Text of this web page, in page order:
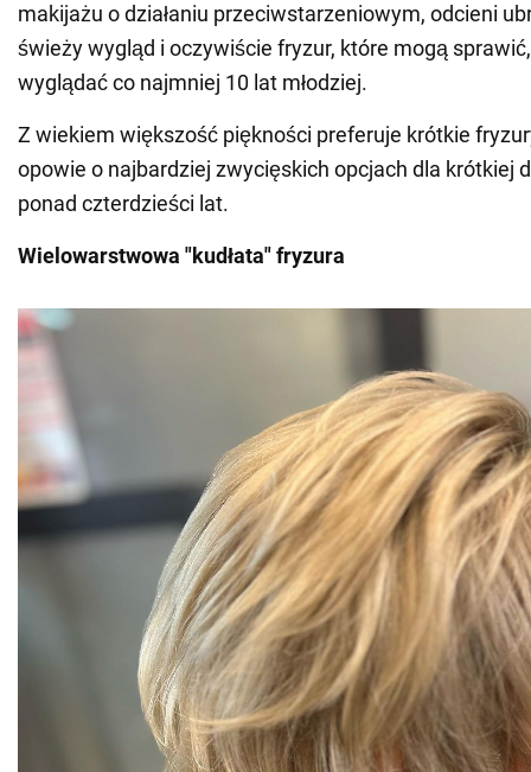
makijażu o działaniu przeciwstarzeniowym, odcieni
świeży wygląd i oczywiście fryzur, które mogą
wyglądać co najmniej 10 lat młodziej.
Z wiekiem większość piękności preferuje krótkie
opowie o najbardziej zwycięskich opcjach dla krótkiej
ponad czterdzieści lat.
Wielowarstwowa "kudłata" fryzura